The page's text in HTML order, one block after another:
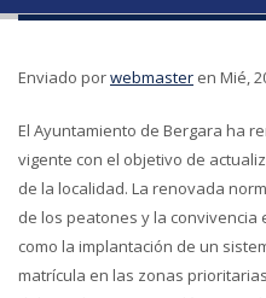
Enviado porwebmaster en Mié,
El Ayuntamiento de Bergara ha
vigente con el objetivo de
de la localidad. La renovada
de los peatones y la convivencia
como la implantación de un
matrícula en las zonas